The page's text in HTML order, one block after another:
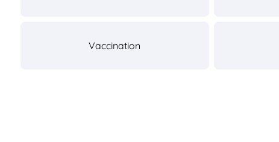
Vaccination